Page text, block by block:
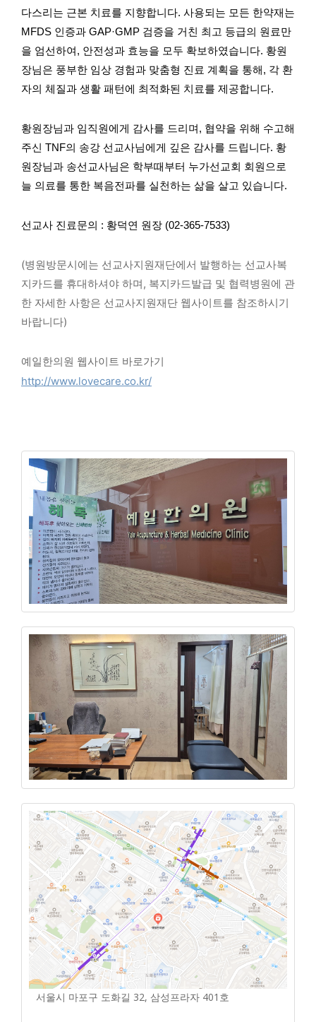
다스리는 근본 치료를 지향합니다. 사용되는 모든 한약재는
MFDS 인증과 GAP·GMP 검증을 거친 최고 등급의 원료만
을 엄선하여, 안전성과 효능을 모두 확보하였습니다. 황원
장님은 풍부한 임상 경험과 맞춤형 진료 계획을 통해, 각 환
자의 체질과 생활 패턴에 최적화된 치료를 제공합니다.
황원장님과 임직원에게 감사를 드리며, 협약을 위해 수고해
주신 TNF의 송강 선교사님에게 깊은 감사를 드립니다. 황
원장님과 송선교사님은 학부때부터 누가선교회 회원으로
늘 의료를 통한 복음전파를 실천하는 삶을 살고 있습니다.
선교사 진료문의 : 황덕연 원장 (02-365-7533)
(병원방문시에는 선교사지원재단에서 발행하는 선교사복
지카드를 휴대하셔야 하며, 복지카드발급 및 협력병원에 관
한 자세한 사항은 선교사지원재단 웹사이트를 참조하시기
바랍니다)
예일한의원 웹사이트 바로가기
http://www.lovecare.co.kr/
서울시 마포구 도화길 32, 삼성프라자 401호